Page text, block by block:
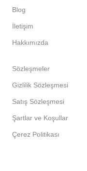
Blog
İletişim
Hakkımızda
Sözleşmeler
Gizlilik Sözleşmesi
Satış Sözleşmesi
Şartlar ve Koşullar
Çerez Politikası